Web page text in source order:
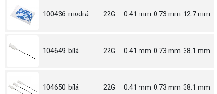
100436 modrá 22G 0.41 mm 0.73 mm 12.7 mm
104649 bílá 22G 0.41 mm 0.73 mm 38.1 mm
104650 bílá 22G 0.41 mm 0.73 mm 38.1 mm